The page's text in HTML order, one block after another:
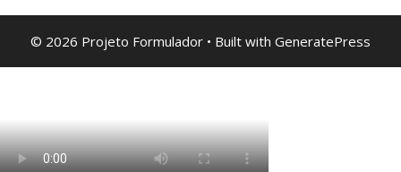
© 2026 Projeto Formulador • Built with GeneratePress